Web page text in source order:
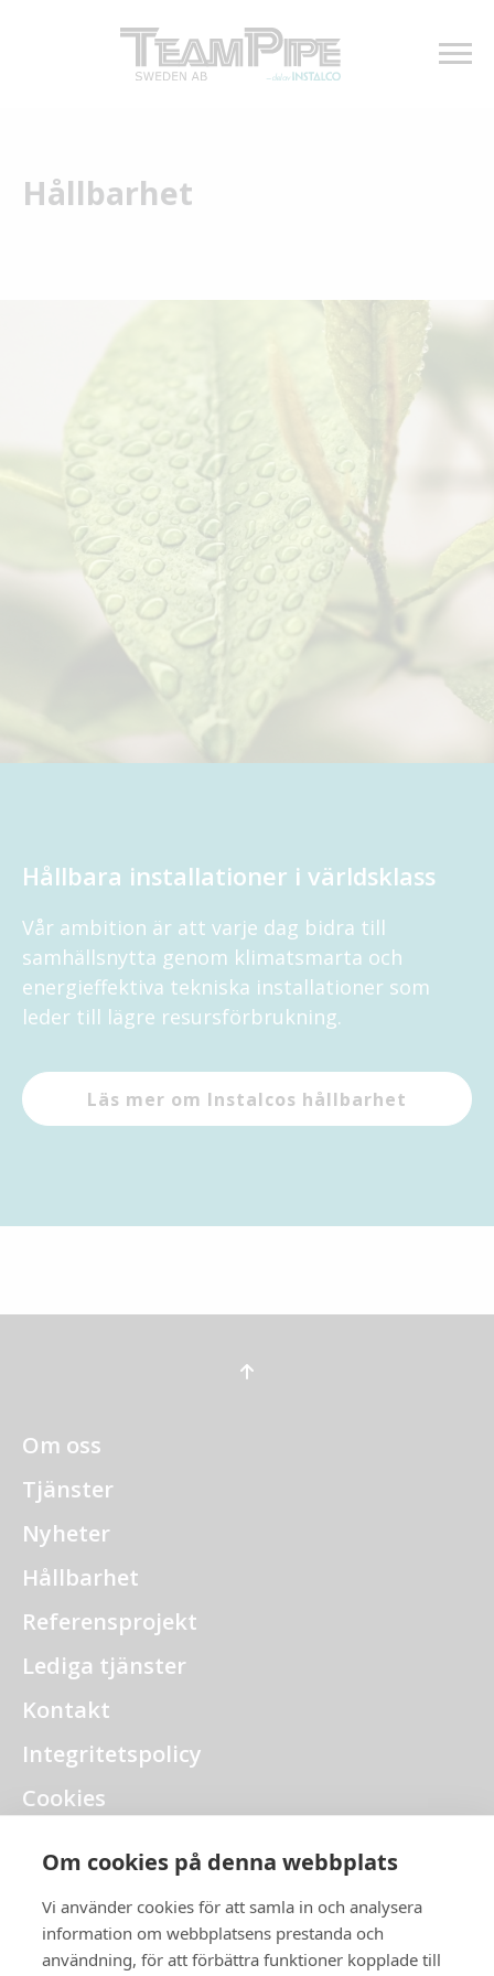
Om cookies på denna webbplats
Vi använder cookies för att samla in och analysera
information om webbplatsens prestanda och
användning, för att förbättra funktioner kopplade till
Hållbarhet
Hållbara installationer i världsklass
Vår ambition är att varje dag bidra till
samhällsnytta genom klimatsmarta och
energieffektiva tekniska installationer som
leder till lägre resursförbrukning.
Läs mer om Instalcos hållbarhet
Om oss
Tjänster
Nyheter
Hållbarhet
Referensprojekt
Lediga tjänster
Kontakt
Integritetspolicy
Cookies
Visselblåsning